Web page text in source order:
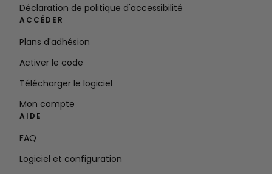
Déclaration de politique d'accessibilité
ACCÉDER
Plans d'adhésion
Activer le code
Télécharger le logiciel
Mon compte
AIDE
FAQ
Logiciel et configuration